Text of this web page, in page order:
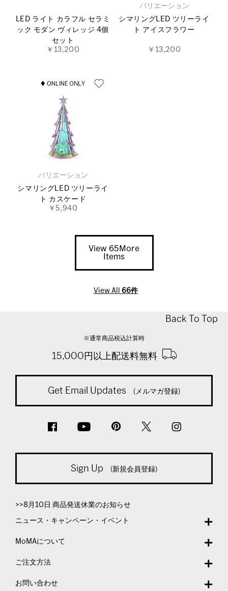
LED ライト カラフル セラミ
ック モダン ヴィレッジ 4個
セット
￥13,200
バリエーション
シマリングLED ツリーライ
ト アイスフラワー
￥13,200
バリエーション
シマリングLED ツリーライ
ト カスケード
￥5,940
View 65More
Items
View All 66件
Back To Top
※通常商品税込計算時
15,000円以上配送料無料
Get Email Updates (メルマガ登録)
Sign Up (新規会員登録)
>>8月10日 商品発送休業のお知らせ
ニュース・キャンペーン・イベント
MoMAについて
ご注文方法
お問い合わせ